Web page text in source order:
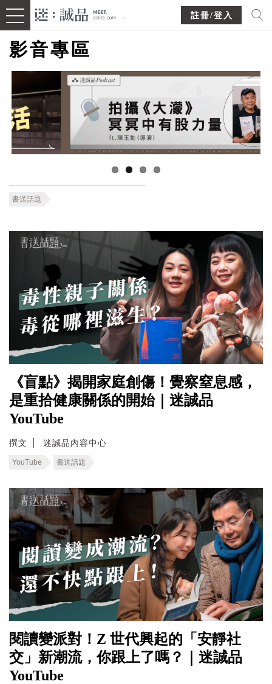
註冊/登入
影音專區
書送話題
《盲點》揭開家庭創傷！覺察窒息感，
是重拾健康關係的開始｜迷誠品
YouTube
撰文 迷誠品內容中心
YouTube 書送話題
閱讀變派對！Z 世代興起的「安靜社
交」新潮流，你跟上了嗎？｜迷誠品
YouTube